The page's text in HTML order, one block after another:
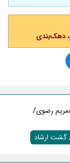
مریم رضوی/
گشت ارشاد